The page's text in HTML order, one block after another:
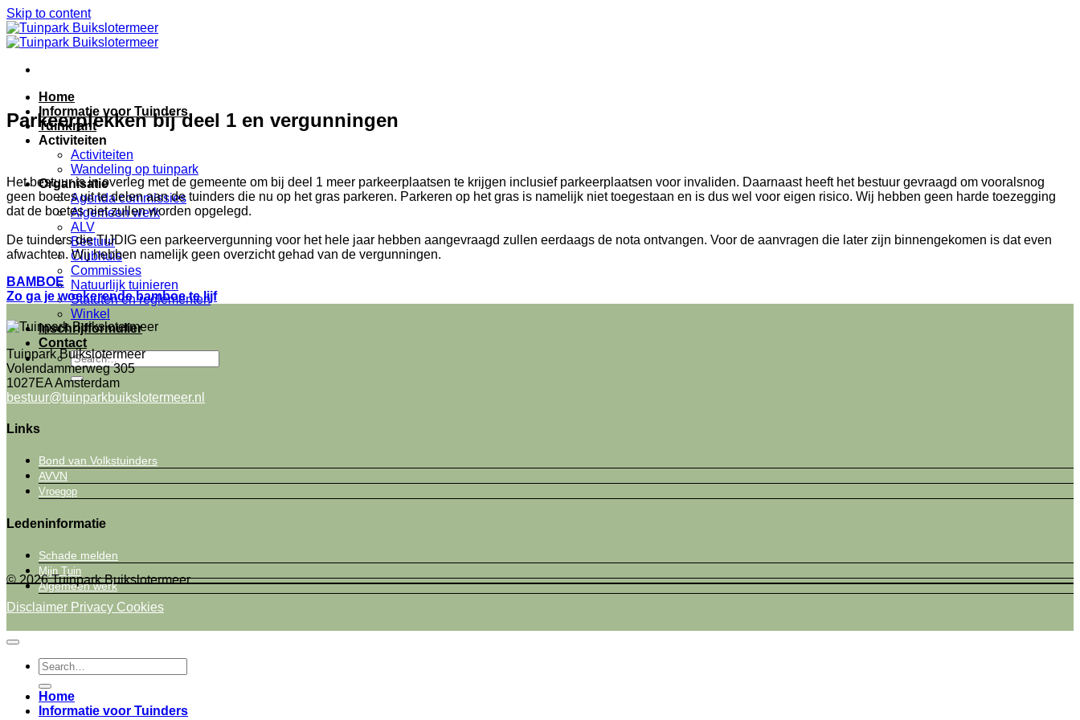
Skip to content
Home
Informatie voor Tuinders
Tuinkrant
Activiteiten
Activiteiten
Wandeling op tuinpark
Organisatie
Agenda commissies
Algemeen werk
ALV
Bestuur
Clubhuis
Commissies
Natuurlijk tuinieren
Statuten en reglementen
Winkel
Inschrijfformulier
Contact
Parkeerplekken bij deel 1 en vergunningen
Het bestuur is in overleg met de gemeente om bij deel 1 meer parkeerplaatsen te krijgen inclusief parkeerplaatsen voor invaliden. Daarnaast heeft het bestuur gevraagd om vooralsnog
geen boetes uit te delen aan de tuinders die nu op het gras parkeren. Parkeren op het gras is namelijk niet toegestaan en is dus wel voor eigen risico. Wij hebben geen harde toezegging
dat de boetes niet zullen worden opgelegd.
De tuinders die TIJDIG een parkeervergunning voor het hele jaar hebben aangevraagd zullen eerdaags de nota ontvangen. Voor de aanvragen die later zijn binnengekomen is dat even
afwachten. Wij hebben namelijk geen overzicht gehad van de vergunningen.
BAMBOE
Zo ga je woekerende bamboe te lijf
Tuinpark Buikslotermeer
Volendammerweg 305
1027EA Amsterdam
bestuur@tuinparkbuikslotermeer.nl
Links
Bond van Volkstuinders
AVVN
Vroegop
Ledeninformatie
Schade melden
Mijn Tuin
Algemeen werk
© 2026 Tuinpark Buikslotermeer
Disclaimer Privacy Cookies
Home
Informatie voor Tuinders